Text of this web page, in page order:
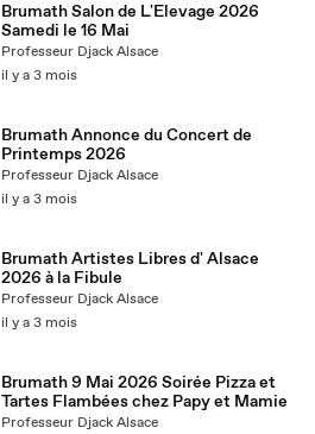
Brumath Salon de L'Elevage 2026
Samedi le 16 Mai
Professeur Djack Alsace
il y a 3 mois
Brumath Annonce du Concert de
Printemps 2026
Professeur Djack Alsace
il y a 3 mois
Brumath Artistes Libres d' Alsace
2026 à la Fibule
Professeur Djack Alsace
il y a 3 mois
Brumath 9 Mai 2026 Soirée Pizza et
Tartes Flambées chez Papy et Mamie
Professeur Djack Alsace